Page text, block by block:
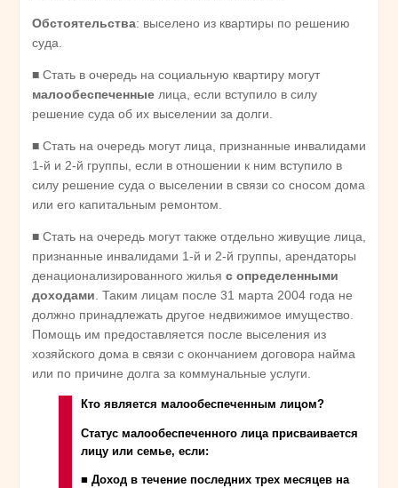
Обстоятельства: выселено из квартиры по решению
суда.
■ Стать в очередь на социальную квартиру могут
малообеспеченные лица, если вступило в силу
решение суда об их выселении за долги.
■ Стать на очередь могут лица, признанные инвалидами
1-й и 2-й группы, если в отношении к ним вступило в
силу решение суда о выселении в связи со сносом дома
или его капитальным ремонтом.
■ Стать на очередь могут также отдельно живущие лица,
признанные инвалидами 1-й и 2-й группы, арендаторы
денационализированного жилья с определенными
доходами. Таким лицам после 31 марта 2004 года не
должно принадлежать другое недвижимое имущество.
Помощь им предоставляется после выселения из
хозяйского дома в связи с окончанием договора найма
или по причине долга за коммунальные услуги.
Кто является малообеспеченным лицом?
Статус малообеспеченного лица присваивается
лицу или семье, если:
■ Доход в течение последних трех месяцев на